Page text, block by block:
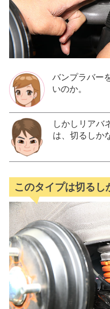
バンプラバー
いのか。
しかしリアバ
は、切るしか
このタイプは切るし